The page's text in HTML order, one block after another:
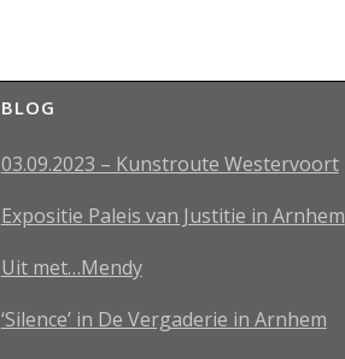
BLOG
03.09.2023 – Kunstroute Westervoort
Expositie Paleis van Justitie in Arnhem
Uit met…Mendy
‘Silence’ in De Vergaderie in Arnhem